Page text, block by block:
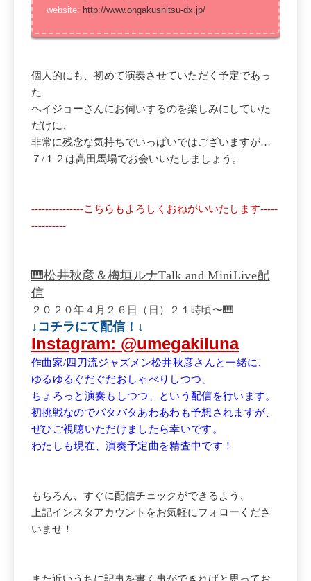
website: http://www.ongakushitsu-dx.jp/
個人的にも、初めて演奏させていただく予定であっ
た
ヘイジョーさんにお伺いするのを楽しみにしていた
だけに、
非常に残念な気持ちでいっぱいではございますが…
７/１２は高田馬場でお会いいたしましょう。
---------------こちらもよろしくおねがいいたします-----
----------
🎹松井秋彦＆梅垣ルナTalk and MiniLive配
信
２０２０年４月２６日（日）２１時頃〜🎹
↓コチラにて配信！↓
Instagram: @umegakiluna
作曲家/四刀流ジャズメン松井秋彦さんと一緒に、
ゆるゆるぐだぐだおしゃべりしつつ、
ちょろっと演奏もしつつ、という配信を行います。
初挑戦なのでバタバタあわあわも予想されますが、
ぜひご視聴いただけましたら幸いです。
わたしも現在、演奏予定曲を精査中です！
もちろん、すぐに配信チェックができるよう、
上記インスタアカウントをお気軽にフォローくださ
いませ！
また近いうちに記事を書く事ができればと思ってお